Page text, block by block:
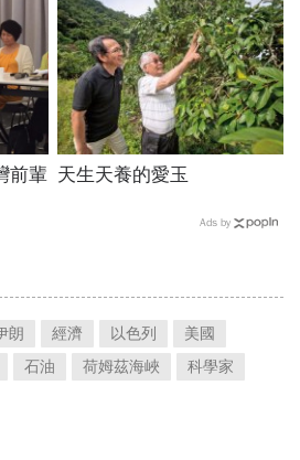
前輩 天生天養的愛玉
Ads by
朗 經濟 以色列
美國
石油 荷姆茲海峽
科學家